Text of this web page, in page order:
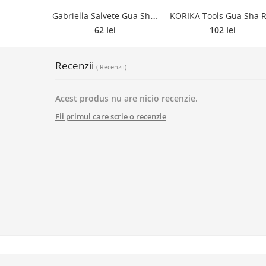
G
abriella Salvete Gua Sha Rose Quartz accesoriu de masaj faciale 1 buc
62 lei 102 lei
Recenzii ( Recenzii)
Acest produs nu are nicio recenzie.
Fii primul care scrie o recenzie